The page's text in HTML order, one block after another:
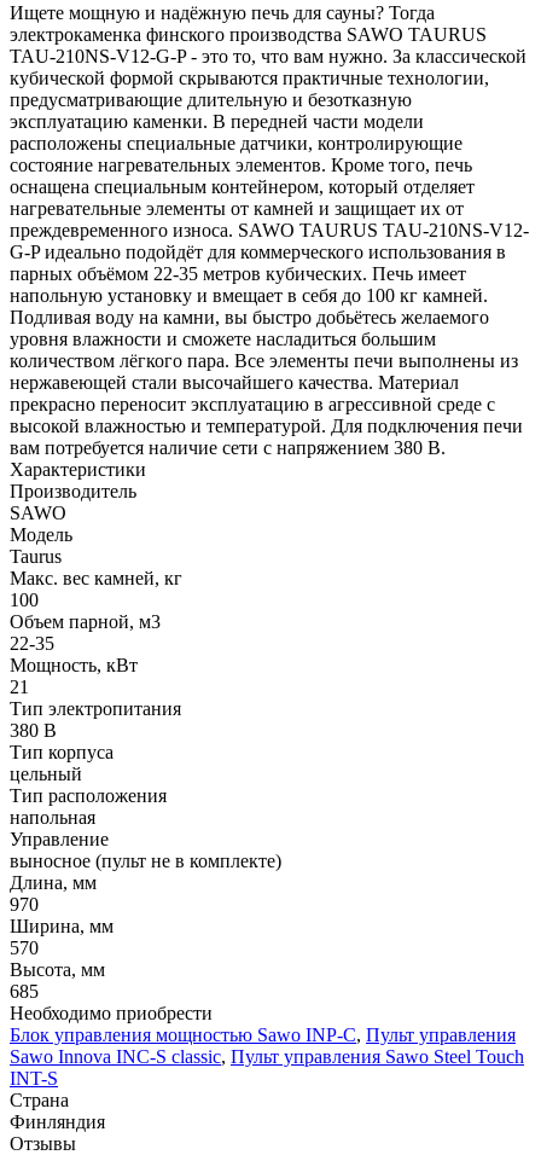
Ищете мощную и надёжную печь для сауны? Тогда
электрокаменка финского производства SAWO TAURUS
TAU-210NS-V12-G-P - это то, что вам нужно. За классической
кубической формой скрываются практичные технологии,
предусматривающие длительную и безотказную
эксплуатацию каменки. В передней части модели
расположены специальные датчики, контролирующие
состояние нагревательных элементов. Кроме того, печь
оснащена специальным контейнером, который отделяет
нагревательные элементы от камней и защищает их от
преждевременного износа. SAWO TAURUS TAU-210NS-V12-
G-P идеально подойдёт для коммерческого использования в
парных объёмом 22-35 метров кубических. Печь имеет
напольную установку и вмещает в себя до 100 кг камней.
Подливая воду на камни, вы быстро добьётесь желаемого
уровня влажности и сможете насладиться большим
количеством лёгкого пара. Все элементы печи выполнены из
нержавеющей стали высочайшего качества. Материал
прекрасно переносит эксплуатацию в агрессивной среде с
высокой влажностью и температурой. Для подключения печи
вам потребуется наличие сети с напряжением 380 В.
Характеристики
Производитель
SAWO
Модель
Taurus
Макс. вес камней, кг
100
Oбъем парной, м3
22-35
Мощность, кВт
21
Тип электропитания
380 В
Тип корпуса
цельный
Тип расположения
напольная
Управление
выносное (пульт не в комплекте)
Длина, мм
970
Ширина, мм
570
Высота, мм
685
Необходимо приобрести
Блок управления мощностью Sawo INP-C, Пульт управления
Sawo Innova INC-S classic, Пульт управления Sawo Steel Touch
INT-S
Страна
Финляндия
Отзывы